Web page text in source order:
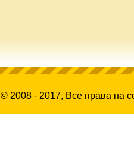
© 2008 - 2017, Все права на